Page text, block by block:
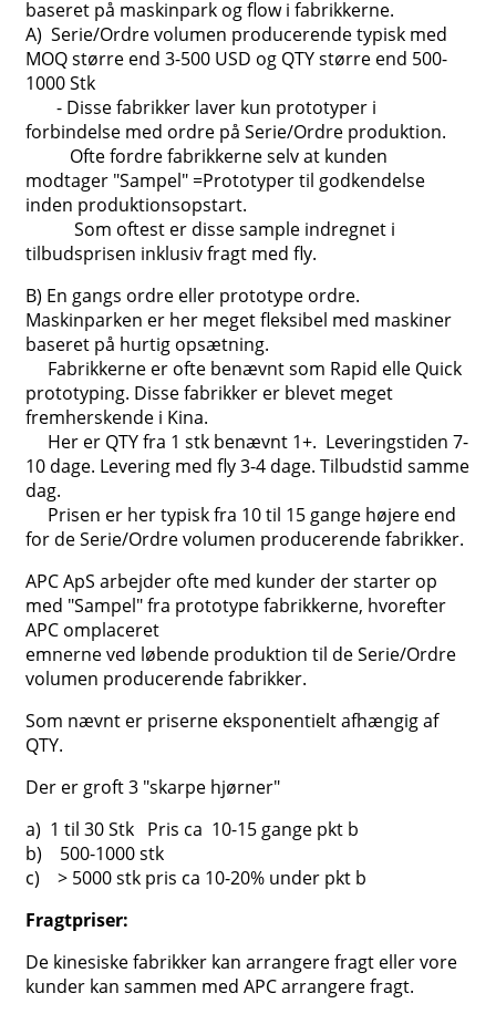
baseret på maskinpark og flow i fabrikkerne.
A) Serie/Ordre volumen producerende typisk med
MOQ større end 3-500 USD og QTY større end 500-
1000 Stk
- Disse fabrikker laver kun prototyper i
forbindelse med ordre på Serie/Ordre produktion.
Ofte fordre fabrikkerne selv at kunden
modtager "Sampel" =Prototyper til godkendelse
inden produktionsopstart.
Som oftest er disse sample indregnet i
tilbudsprisen inklusiv fragt med fly.
B) En gangs ordre eller prototype ordre.
Maskinparken er her meget fleksibel med maskiner
baseret på hurtig opsætning.
Fabrikkerne er ofte benævnt som Rapid elle Quick
prototyping. Disse fabrikker er blevet meget
fremherskende i Kina.
Her er QTY fra 1 stk benævnt 1+. Leveringstiden 7-
10 dage. Levering med fly 3-4 dage. Tilbudstid samme
dag.
Prisen er her typisk fra 10 til 15 gange højere end
for de Serie/Ordre volumen producerende fabrikker.
APC ApS arbejder ofte med kunder der starter op
med "Sampel" fra prototype fabrikkerne, hvorefter
APC omplaceret
emnerne ved løbende produktion til de Serie/Ordre
volumen producerende fabrikker.
Som nævnt er priserne eksponentielt afhængig af
QTY.
Der er groft 3 "skarpe hjørner"
a) 1 til 30 Stk Pris ca 10-15 gange pkt b
b) 500-1000 stk
c) > 5000 stk pris ca 10-20% under pkt b
Fragtpriser:
De kinesiske fabrikker kan arrangere fragt eller vore
kunder kan sammen med APC arrangere fragt.